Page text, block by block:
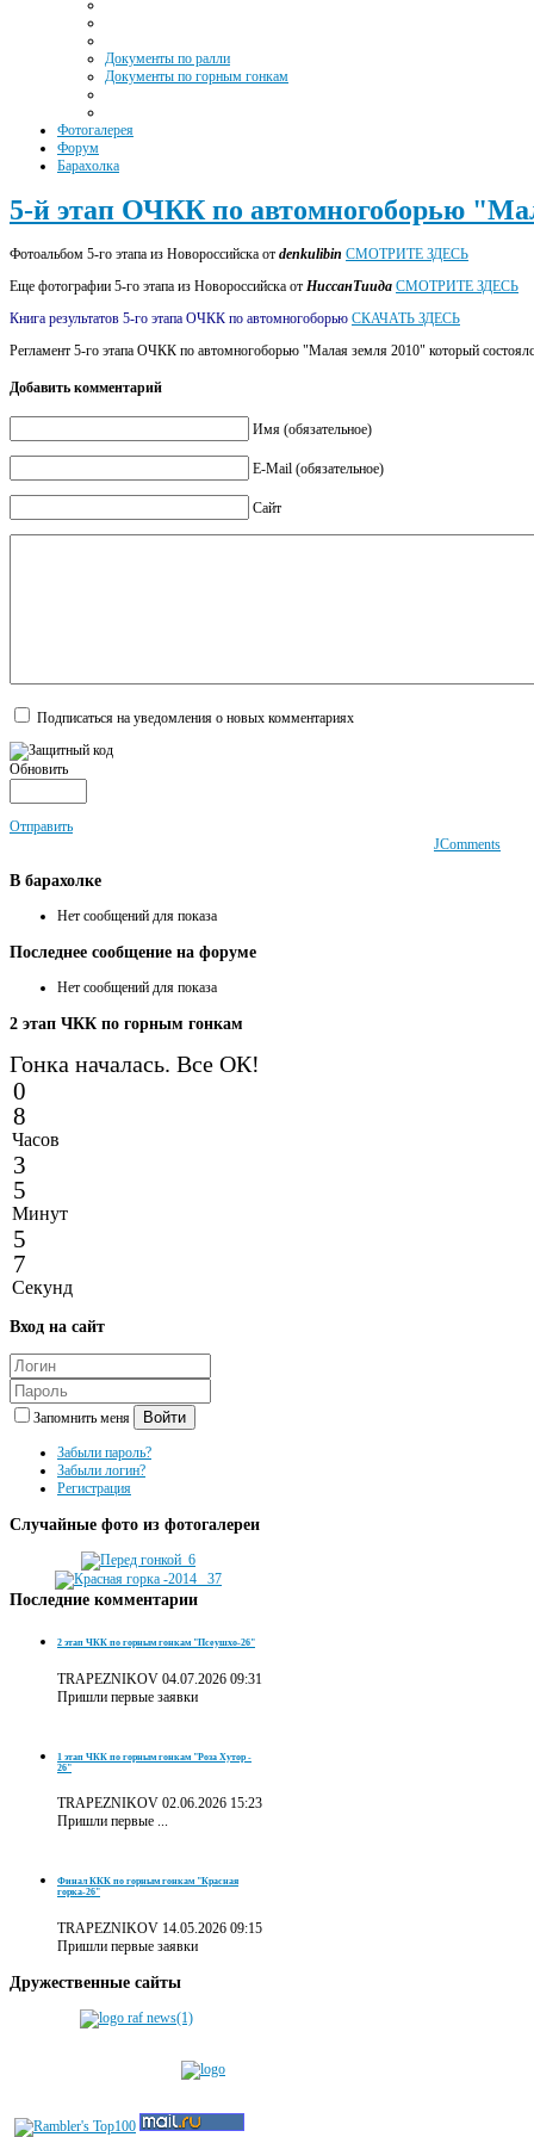
Документы по ралли
Документы по горным гонкам
Фотогалерея
Форум
Барахолка
5-й этап ОЧКК по автомногоборью
Фотоальбом 5-го этапа из Новороссийска от denkulibin СМОТРИТЕ ЗДЕСЬ
Еще фотографии 5-го этапа из Новороссийска от НиссанТиида СМОТРИТЕ ЗДЕСЬ
Книга результатов 5-го этапа ОЧКК по автомногоборью СКАЧАТЬ ЗДЕСЬ
Регламент 5-го этапа ОЧКК по автомногоборью "Малая земля 2010" который
Добавить комментарий
Имя (обязательное)
E-Mail (обязательное)
Сайт
Подписаться на уведомления о новых комментариях
Обновить
Отправить
JComments
В барахолке
Нет сообщений для показа
Последнее сообщение на форуме
Нет сообщений для показа
2 этап ЧКК по горным гонкам
Гонка началась. Все ОК!
0
8
Часов
3
5
Минут
5
7
Секунд
Вход на сайт
Запомнить меня Войти
Забыли пароль?
Забыли логин?
Регистрация
Случайные фото из фотогалереи
Последние комментарии
2 этап ЧКК по горным гонкам "Псеушхо-26"
TRAPEZNIKOV 04.07.2026 09:31
Пришли первые заявки
1 этап ЧКК по горным гонкам "Роза Хутор -
26"
TRAPEZNIKOV 02.06.2026 15:23
Пришли первые ...
Финал ККК по горным гонкам "Красная
горка-26"
TRAPEZNIKOV 14.05.2026 09:15
Пришли первые заявки
Дружественные сайты